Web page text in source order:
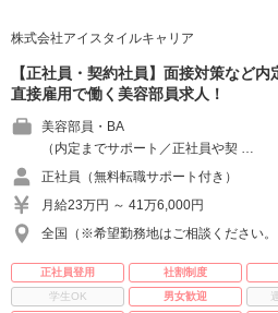
株式会社アイスタイルキャリア
【正社員・契約社員】面接対策など
直接雇用で働く美容部員求人！
美容部員・BA
（内定までサポート／正社員や契 …
正社員（無料転職サポート付き）
月給23万円 ～ 41万6,000円
全国（※希望勤務地はご相談ください。
正社員登用 社割制度
学生OK
男女歓迎